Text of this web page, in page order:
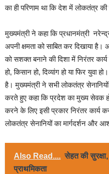
का ही परिणाम था कि देश में लोकतंत्र की
मुख्यमंत्री ने कहा कि प्रधानमंत्री
अपनी क्षमता को साबित कर दिखाया
को सशक्त बनाने की दिशा में निरंतर कार्य
हो, किसान हो, दिव्यांग हो या फिर युवा
है। मुख्यमंत्री ने सभी लोकतंत्र सेनानियों
करते हुए कहा कि प्रदेश का मुख्य सेवक
करने के लिए इसी प्रकार निरंतर कार्य
लोकतंत्र सेनानियों का मार्गदर्शन और
Also Read.... सेहत की
प्राथमिकता